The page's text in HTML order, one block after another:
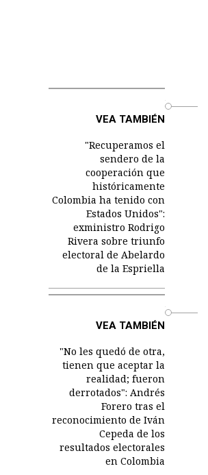
VEA TAMBIÉN
"Recuperamos el
sendero de la
cooperación que
históricamente
Colombia ha tenido con
Estados Unidos":
exministro Rodrigo
Rivera sobre triunfo
electoral de Abelardo
de la Espriella
VEA TAMBIÉN
"No les quedó de otra,
tienen que aceptar la
realidad; fueron
derrotados": Andrés
Forero tras el
reconocimiento de Iván
Cepeda de los
resultados electorales
en Colombia